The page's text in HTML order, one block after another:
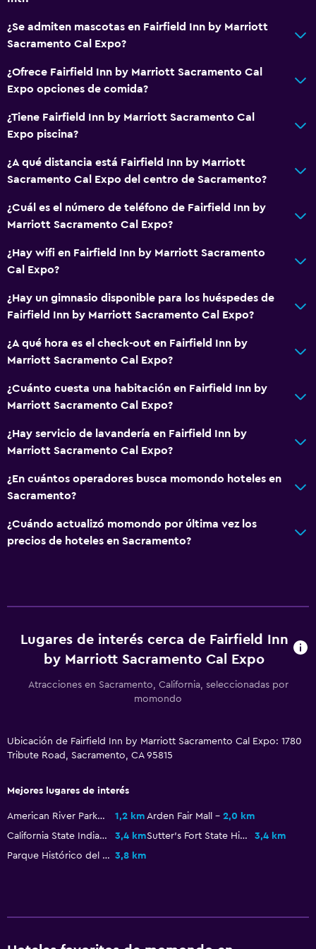
Nevera
Cafetera
Máquina expendedora (botanas)
Ideal para familias
Cuidado de niños o guardería
Cuna/cama nido disponibles
Comidas para niños
Buffet infantil
Desayuno gratuito
Estacionamiento y transporte
Carga de vehículos eléctricos
Estacionamiento
Estacionamiento privado
Lavandería
Actividades
General
Habitaciones familiares
Posibilidad de habitaciones conectadas
Salud y seguridad
Cámaras CCTV en zonas comunes
Caja fuerte
Piscina y spa
¿Se admiten mascotas en Fairfield Inn by Marriott
Sacramento Cal Expo?
¿Ofrece Fairfield Inn by Marriott Sacramento Cal
Expo opciones de comida?
¿Tiene Fairfield Inn by Marriott Sacramento Cal
Expo piscina?
¿A qué distancia está Fairfield Inn by Marriott
Sacramento Cal Expo del centro de Sacramento?
¿Cuál es el número de teléfono de Fairfield Inn by
Marriott Sacramento Cal Expo?
¿Hay wifi en Fairfield Inn by Marriott Sacramento
Cal Expo?
¿Hay un gimnasio disponible para los huéspedes de
Fairfield Inn by Marriott Sacramento Cal Expo?
¿A qué hora es el check-out en Fairfield Inn by
Marriott Sacramento Cal Expo?
¿Cuánto cuesta una habitación en Fairfield Inn by
Marriott Sacramento Cal Expo?
¿Hay servicio de lavandería en Fairfield Inn by
Marriott Sacramento Cal Expo?
¿En cuántos operadores busca momondo hoteles en
Sacramento?
¿Cuándo actualizó momondo por última vez los
precios de hoteles en Sacramento?
Lugares de interés cerca de Fairfield Inn
by Marriott Sacramento Cal Expo
Atracciones en Sacramento, California, seleccionadas por
momondo
Ubicación de Fairfield Inn by Marriott Sacramento Cal Expo: 1780
Tribute Road, Sacramento, CA 95815
Mejores lugares de interés
American River Parkway 1,2 km Arden Fair Mall
2,0 km
California State Indian Museum
3,4 km Sutter's Fort State Historic Park
3,4 km
Parque Histórico del Estado de la Mansión del Gobernador 3,8 km